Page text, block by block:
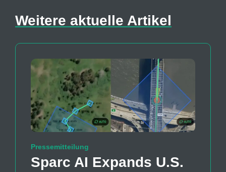
Weitere aktuelle Artikel
Pressemitteilung
Sparc AI Expands U.S.